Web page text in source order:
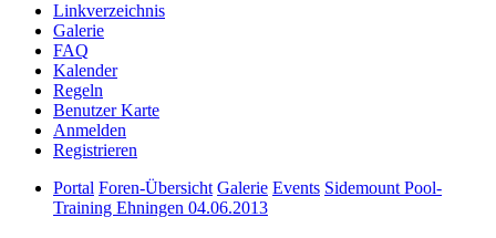
Linkverzeichnis
Galerie
FAQ
Kalender
Regeln
Benutzer Karte
Anmelden
Registrieren
Portal Foren-Übersicht Galerie Events Sidemount Pool-
Training Ehningen 04.06.2013